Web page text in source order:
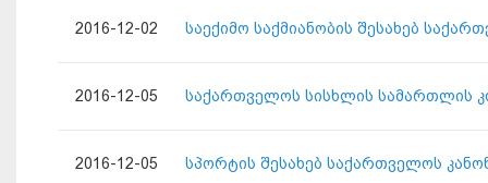
2016-12-02 საექიმო საქმიანობის შესახებ
2016-12-05 საქართველოს სისხლის სამართლის
2016-12-05 სპორტის შესახებ საქართველოს